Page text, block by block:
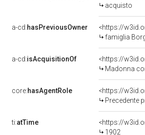
acquisto
a-cd:hasPreviousOwner
<https://
famiglia
a-cd:isAcquisitionOf
<https://
Madonna
core:hasAgentRole
<https://
Precedente
ti:atTime
<https://
1902